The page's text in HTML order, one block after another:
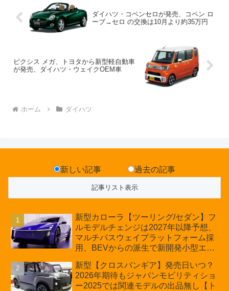
ダイハツ・コペンセロが発売、コペン ロ
ーブ→セロ の交換は10月より約35万円
ピクシス メガ、トヨタから新型軽自動車
が発売、ダイハツ・ウェイクOEM車
ホーム ダイハツ
新しい記事 過去の記事
新型カローラ【ツーリング/セダン】フ
ルモデルチェンジは2027年以降予想、
マルチパスウェイプラットフォーム採
用、BEVからの派生で新開発小型エン
の採用は無しか【トヨタ最新情報】60
周年記念車発売
新型【クロスバンギア】発売日いつ？
2026年期待もジャパンモビリティショ
ー2025では関連モデルの出品無し【ト